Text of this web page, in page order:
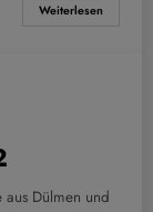
Weiterlesen
Dülmen und